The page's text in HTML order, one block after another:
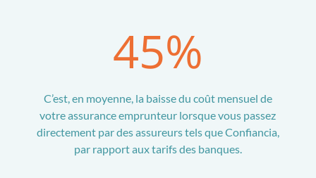
45%
C’est, en moyenne, la baisse du coût mensuel de
votre assurance emprunteur lorsque vous passez
directement par des assureurs tels que Confiancia,
par rapport aux tarifs des banques.